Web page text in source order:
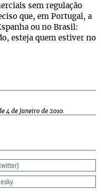
sem regulação
que, em Portugal, a
ou no Brasil:
esteja quem estiver no
de Janeiro de 2010.